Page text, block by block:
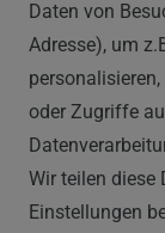
0212 520-
Montag -
Daten von
Adresse), um
oder Zugriffe
Wir teilen diese
Einstellungen